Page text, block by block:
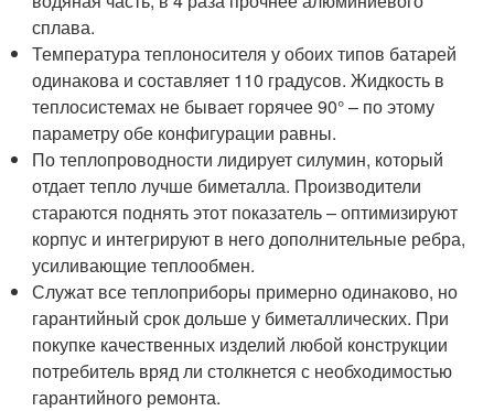
сплава.
Температура теплоносителя у обоих типов батарей
одинакова и составляет 110 градусов. Жидкость в
теплосистемах не бывает горячее 90° – по этому
параметру обе конфигурации равны.
По теплопроводности лидирует силумин, который
отдает тепло лучше биметалла. Производители
стараются поднять этот показатель – оптимизируют
корпус и интегрируют в него дополнительные ребра,
усиливающие теплообмен.
Служат все теплоприборы примерно одинаково, но
гарантийный срок дольше у биметаллических. При
покупке качественных изделий любой конструкции
потребитель вряд ли столкнется с необходимостью
гарантийного ремонта.